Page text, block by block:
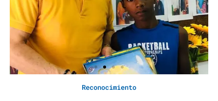
Reconocimiento